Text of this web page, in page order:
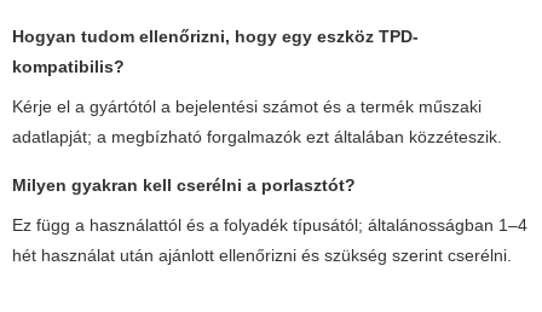
Hogyan tudom ellenőrizni, hogy egy eszköz TPD-
kompatibilis?
Kérje el a gyártótól a bejelentési számot és a termék műszaki
adatlapját; a megbízható forgalmazók ezt általában közzéteszik.
Milyen gyakran kell cserélni a porlasztót?
Ez függ a használattól és a folyadék típusától; általánosságban 1–4
hét használat után ajánlott ellenőrizni és szükség szerint cserélni.